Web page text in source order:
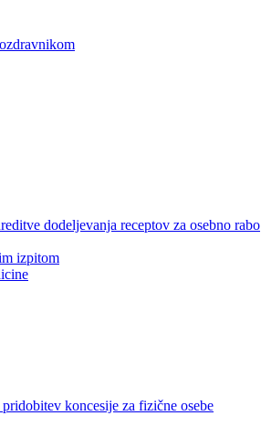
dodeljevanja receptov za osebno rabo
izpitom
koncesije za fizične osebe